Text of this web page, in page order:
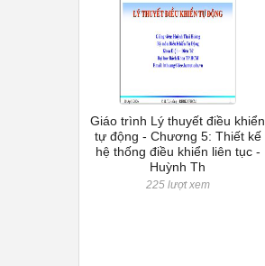
Giáo trình Lý thuyết điều khiển
tự động - Chương 5: Thiết kế
hệ thống điều khiển liên tục -
Huỳnh Th
225 lượt xem